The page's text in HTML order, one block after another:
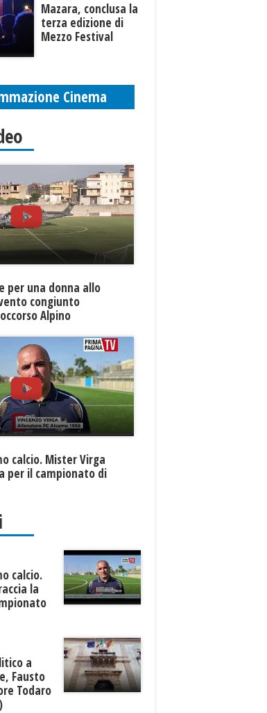
​Mazara, conclusa la
terza edizione di
Mezzo Festival
Cinema
per una donna allo
congiunto
Alpino
calcio. Mister Virga
per il campionato di
calcio.
la
a
Fausto
Todaro